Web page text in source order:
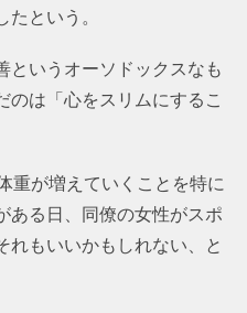
という。
というオーソドックスなも
のは「心をスリムにするこ
重が増えていくことを特に
ある日、同僚の女性がスポ
れもいいかもしれない、と